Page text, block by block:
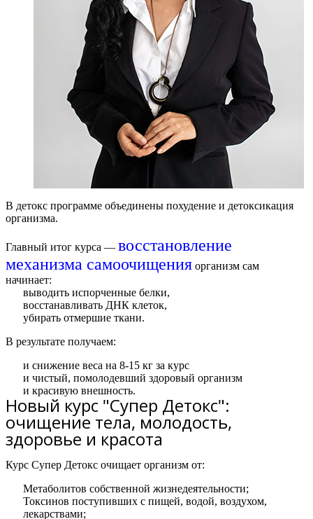
В детокс программе объединены похудение и детоксикация
организма.
Главный итог курса — восстановление
механизма самоочищения организм сам
начинает:
выводить испорченные белки,
восстанавливать ДНК клеток,
убирать отмершие ткани.
В результате получаем:
и снижение веса на 8-15 кг за курс
и чистый, помолодевший здоровый организм
и красивую внешность.
Новый курс "Супер Детокс":
очищение тела, молодость,
здоровье и красота
Курс Супер Детокс очищает организм от:
Метаболитов собственной жизнедеятельности;
Токсинов поступивших с пищей, водой, воздухом,
лекарствами;